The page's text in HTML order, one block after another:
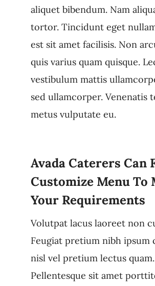
aliquet bibendum. Nam
tortor. Tincidunt eget
est sit amet facilisis. Non
quis varius quam quisque.
vestibulum mattis
sed ullamcorper. Venenatis
metus vulputate eu.
Avada Caterers Can
Customize Menu To
Your Requirements
Volutpat lacus laoreet non
Feugiat pretium nibh ipsum
nisl vel pretium lectus quam.
Pellentesque sit amet